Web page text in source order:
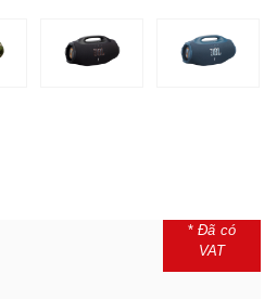
*Đã có
VAT